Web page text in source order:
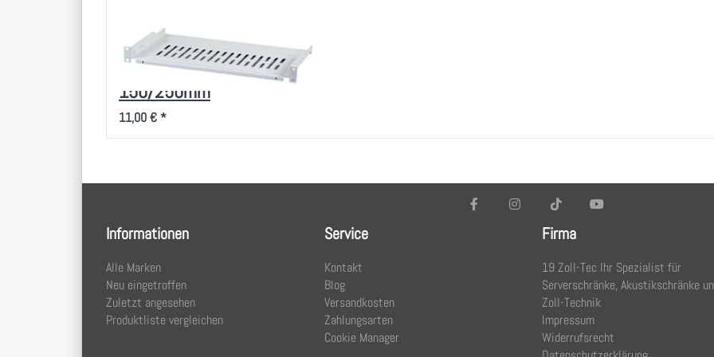
Fachboden/Wanne
Tiefe
150/250mm
11,00 € *
Informationen
Alle Marken
Neu eingetroffen
Zuletzt angesehen
Produktliste vergleichen
Service
Kontakt
Blog
Versandkosten
Zahlungsarten
Cookie Manager
Firma
19 Zoll-Tec Ihr Spezialist für
Serverschränke, Akustikschränke
Zoll-Technik
Impressum
Widerrufsrecht